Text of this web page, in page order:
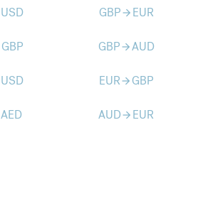
USD GBParrow_forward EUR
GBP GBParrow_forwardAUD
USD EURarrow_forward GBP
AED AUDarrow_forward EUR